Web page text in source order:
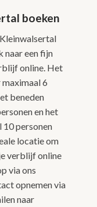
boeken
naar een fijn
online. Het
6
beneden
en het
10 personen
locatie om
verblijf online
via ons
opnemen via
naar